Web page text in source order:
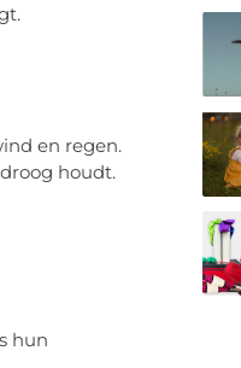
en regen.
houdt.
hun